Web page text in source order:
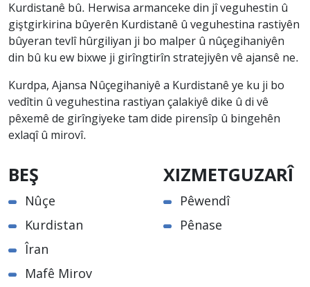
Kurdistanê bû. Herwisa armanceke din jî veguhestin û
giştgirkirina bûyerên Kurdistanê û veguhestina rastiyên
bûyeran tevlî hûrgiliyan ji bo malper û nûçegihaniyên
din bû ku ew bixwe ji girîngtirîn stratejiyên vê ajansê ne.
Kurdpa, Ajansa Nûçegihaniyê a Kurdistanê ye ku ji bo
vedîtin û veguhestina rastiyan çalakiyê dike û di vê
pêxemê de girîngiyeke tam dide pirensîp û bingehên
exlaqî û mirovî.
BEŞ
Nûçe
Kurdistan
Îran
Mafê Mirov
XIZMETGUZARÎ
Pêwendî
Pênase